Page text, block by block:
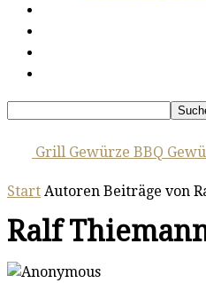
Grill Gewürze BBQ
Start Autoren Beiträge von
Ralf